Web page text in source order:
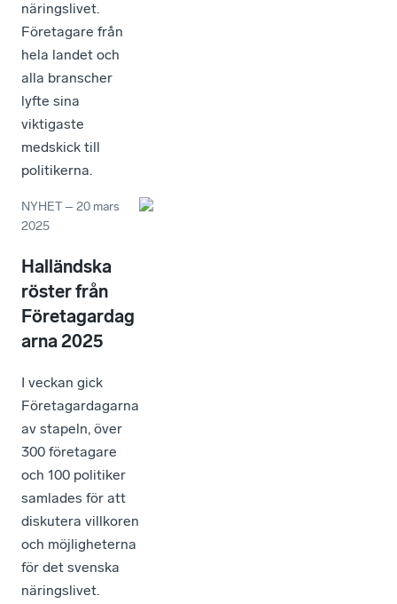
näringslivet.
Företagare från
hela landet och
alla branscher
lyfte sina
viktigaste
medskick till
politikerna.
NYHET –20 mars
2025
Halländska
röster från
Företagardag
arna 2025
I veckan gick
Företagardagarna
av stapeln, över
300 företagare
och 100 politiker
samlades för att
diskutera villkoren
och möjligheterna
för det svenska
näringslivet.